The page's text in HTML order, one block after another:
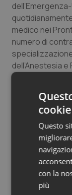
medico nei
numero di
dell’Anestesia
generale, cui
La scelta dei
concorso
cookie
Questo
con la
più